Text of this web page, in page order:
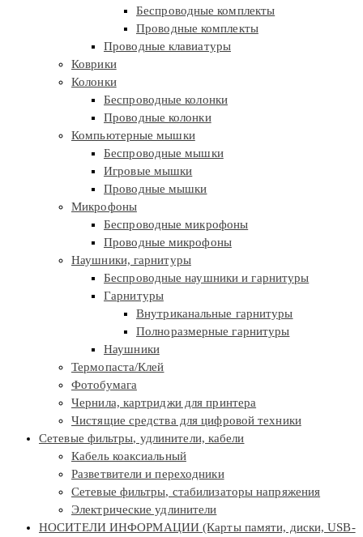
Беспроводные комплекты
Проводные комплекты
Проводные клавиатуры
Коврики
Колонки
Беспроводные колонки
Проводные колонки
Компьютерные мышки
Беспроводные мышки
Игровые мышки
Проводные мышки
Микрофоны
Беспроводные микрофоны
Проводные микрофоны
Наушники, гарнитуры
Беспроводные наушники и гарнитуры
Гарнитуры
Внутриканальные гарнитуры
Полноразмерные гарнитуры
Наушники
Термопаста/Клей
Фотобумага
Чернила, картриджи для принтера
Чистящие средства для цифровой техники
Сетевые фильтры, удлинители, кабели
Кабель коаксиальный
Разветвители и переходники
Сетевые фильтры, стабилизаторы напряжения
Электрические удлинители
НОСИТЕЛИ ИНФОРМАЦИИ (Карты памяти, диски, USB-